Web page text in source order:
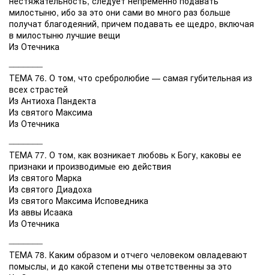
милостыню, ибо за это они сами во много раз больше
получат благодеяний, причем подавать ее щедро, включая
в милостыню лучшие вещи
Из Отечника
ТЕМА 76. О том, что сребролюбие — самая губительная из
всех страстей
Из Антиоха Пандекта
Из святого Максима
Из Отечника
ТЕМА 77. О том, как возникает любовь к Богу, каковы ее
признаки и производимые ею действия
Из святого Марка
Из святого Диадоха
Из святого Максима Исповедника
Из аввы Исаака
Из Отечника
ТЕМА 78. Каким образом и отчего человеком овладевают
помыслы, и до какой степени мы ответственны за это